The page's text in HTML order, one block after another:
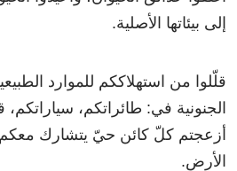
إلى بيئاتها الأصلية.
قلّلوا من استهلاككم للموارد
الجنونية في: طائراتكم،
أزعجتم كلّ كائن حيّ يتشارك
الأرض.